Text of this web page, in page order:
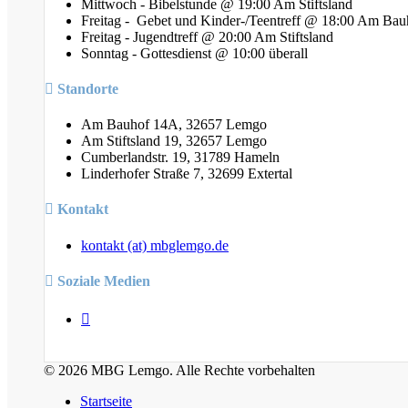
Mittwoch - Bibelstunde @ 19:00 Am Stiftsland
Freitag - Gebet und Kinder-/Teentreff @ 18:00 Am
Freitag - Jugendtreff @ 20:00 Am Stiftsland
Sonntag - Gottesdienst @ 10:00 überall
Standorte
Am Bauhof 14A, 32657 Lemgo
Am Stiftsland 19, 32657 Lemgo
Cumberlandstr. 19, 31789 Hameln
Linderhofer Straße 7, 32699 Extertal
Kontakt
kontakt (at) mbglemgo.de
Soziale Medien
© 2026 MBG Lemgo. Alle Rechte vorbehalten
Startseite